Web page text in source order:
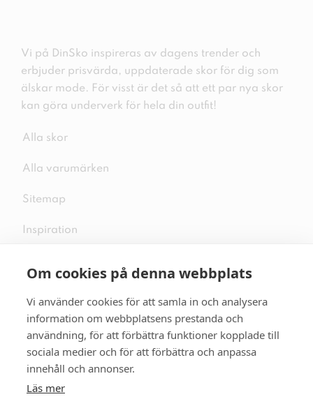
Om cookies på denna webbplats
Vi använder cookies för att samla in och analysera
information om webbplatsens prestanda och
användning, för att förbättra funktioner kopplade till
sociala medier och för att förbättra och anpassa
innehåll och annonser.
Läs mer
Vi på DinSko inspireras av dagens trender och
erbjuder prisvärda, uppdaterade skor för dig som
älskar mode. För visst är det så att ett par nya skor
kan göra underverk för hela din outfit!
Alla skor
Alla varumärken
Sitemap
Inspiration
Följ oss på sociala medier
Se mer skor: skopunkten.se